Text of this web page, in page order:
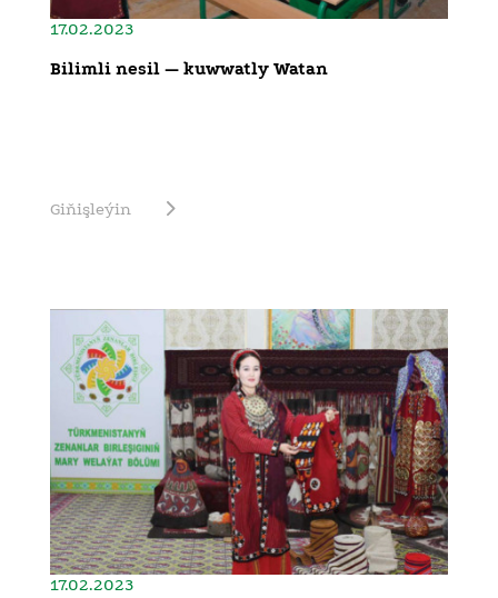
17.02.2023
Bilimli nesil — kuwwatly Watan
Giňişleýin
17.02.2023